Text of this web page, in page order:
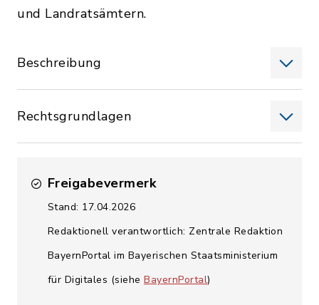
und Landratsämtern.
Beschreibung
Rechtsgrundlagen
Freigabevermerk
Stand: 17.04.2026
Redaktionell verantwortlich: Zentrale Redaktion
BayernPortal im Bayerischen Staatsministerium
für Digitales (siehe BayernPortal)